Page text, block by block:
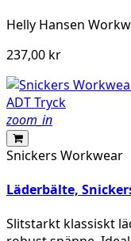
Helly Hansen
237,00 kr
zoom_in
Snickers Workwear
Läderbälte,
Slitstarkt klassiskt